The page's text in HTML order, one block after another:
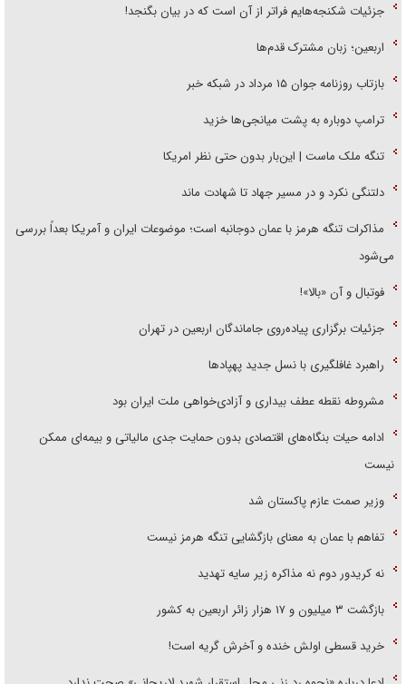
جزئیات شکنجه‌هایم فراتر از آن است که در بیان بگنجد!
اربعین؛ زبان مشترک قدم‌ها
بازتاب روزنامه جوان ۱۵ مرداد در شبکه خبر
ترامپ دوباره به پشت میانجی‌ها خزید
تنگه ملک ماست | این‌بار بدون حتی نظر امریکا
دلتنگی نکرد و در مسیر جهاد تا شهادت ماند
مذاکرات تنگه هرمز با عمان دوجانبه است؛ موضوعات ایران و آمریکا بعداً بررسی
می‌شود
فوتبال و آن «بالا»!
جزئیات برگزاری پیاده‌روی جاماندگان اربعین در تهران
راهبرد غافلگیری با نسل جدید پهپاد‌ها
مشروطه نقطه عطف بیداری و آزادی‌خواهی ملت ایران بود
ادامه حیات بنگاه‌های اقتصادی بدون حمایت جدی مالیاتی و بیمه‌ای ممکن
نیست
وزیر صمت عازم پاکستان شد
تفاهم با عمان به معنای بازگشایی تنگه هرمز نیست
نه کریدور دوم نه مذاکره زیر سایه تهدید
بازگشت ۳ میلیون و ۱۷ هزار زائر اربعین به کشور
خرید قسطی اولش خنده و آخرش گریه است!